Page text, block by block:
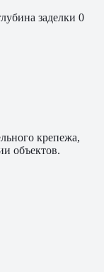
заделки 0
крепежа,
объектов.